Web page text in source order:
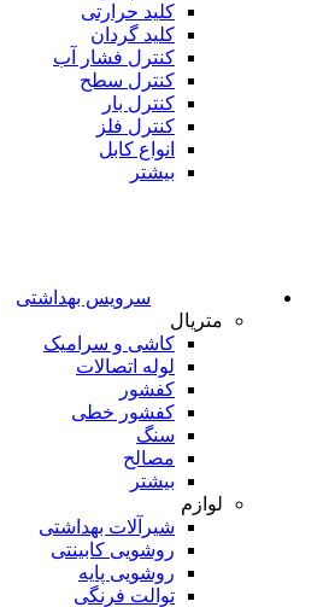
کلید حرارتی
کلید گردان
کنترل فشار آب
کنترل سطح
کنترل بار
کنترل فلز
انواع کابل
بیشتر
سرویس بهداشتی
متریال
کاشی و سرامیک
لوله اتصالات
کفشور
کفشور خطی
سنگ
مصالح
بیشتر
لوازم
شیرآلات بهداشتی
روشویی کابینتی
روشویی پایه
توالت فرنگی